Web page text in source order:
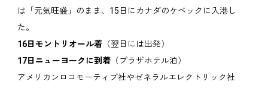
は「元気旺盛」のまま、15日にカナダのケベックに入港し
た。
16日モントリオール着（翌日には出発）
17日ニューヨークに到着（プラザホテル泊）
アメリカンロコモーティブ社やゼネラルエレクトリック社